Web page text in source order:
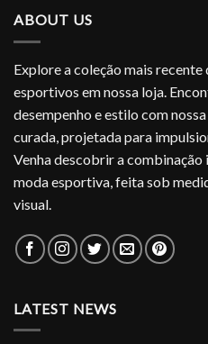
ABOUT US
Explore a coleção mais recente
esportivos em nossa loja.
desempenho e estilo com
curada, projetada para
Venha descobrir a
moda esportiva, feita sob
visual.
LATEST NEWS